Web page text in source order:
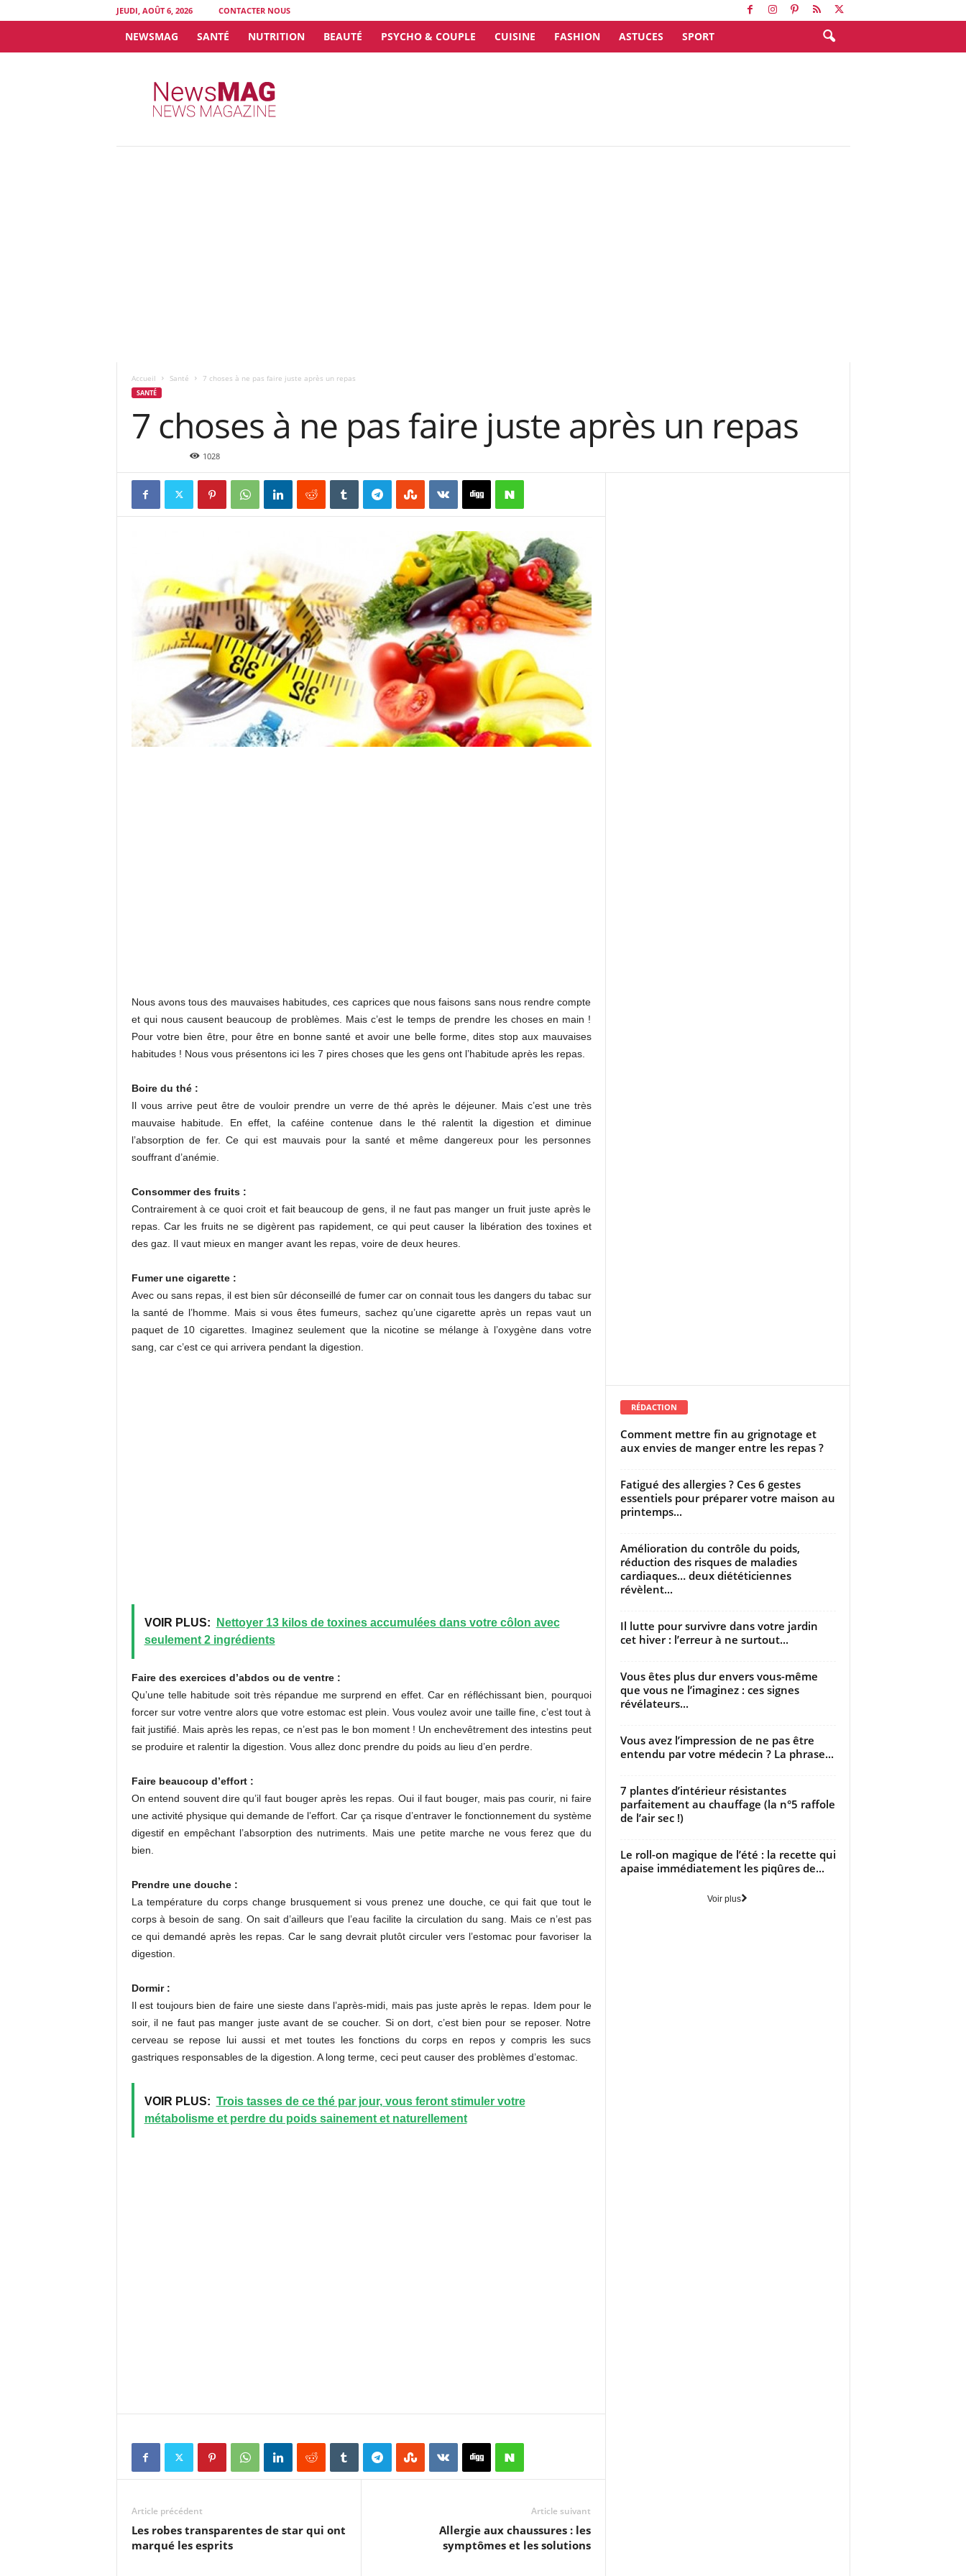
JEUDI, AOÛT 6, 2026 CONTACTER NOUS
NEWSMAG SANTÉ NUTRITION BEAUTÉ PSYCHO & COUPLE CUISINE FASHION ASTUCES SPORT
Accueil Santé 7 choses à ne pas faire juste après un repas
SANTÉ
7 choses à ne pas faire juste après un repas
1028
Nous avons tous des mauvaises habitudes, ces caprices que nous faisons sans nous rendre compte
et qui nous causent beaucoup de problèmes. Mais c’est le temps de prendre les choses en main !
Pour votre bien être, pour être en bonne santé et avoir une belle forme, dites stop aux mauvaises
habitudes ! Nous vous présentons ici les 7 pires choses que les gens ont l’habitude après les repas.
Boire du thé :
Il vous arrive peut être de vouloir prendre un verre de thé après le déjeuner. Mais c’est une très
mauvaise habitude. En effet, la caféine contenue dans le thé ralentit la digestion et diminue
l’absorption de fer. Ce qui est mauvais pour la santé et même dangereux pour les personnes
souffrant d’anémie.
Consommer des fruits :
Contrairement à ce quoi croit et fait beaucoup de gens, il ne faut pas manger un fruit juste après le
repas. Car les fruits ne se digèrent pas rapidement, ce qui peut causer la libération des toxines et
des gaz. Il vaut mieux en manger avant les repas, voire de deux heures.
Fumer une cigarette :
Avec ou sans repas, il est bien sûr déconseillé de fumer car on connait tous les dangers du tabac sur
la santé de l’homme. Mais si vous êtes fumeurs, sachez qu’une cigarette après un repas vaut un
paquet de 10 cigarettes. Imaginez seulement que la nicotine se mélange à l’oxygène dans votre
sang, car c’est ce qui arrivera pendant la digestion.
VOIR PLUS:
Nettoyer 13 kilos de toxines accumulées dans votre côlon avec
seulement 2 ingrédients
Faire des exercices d’abdos ou de ventre :
Qu’une telle habitude soit très répandue me surprend en effet. Car en réfléchissant bien, pourquoi
forcer sur votre ventre alors que votre estomac est plein. Vous voulez avoir une taille fine, c’est tout à
fait justifié. Mais après les repas, ce n’est pas le bon moment ! Un enchevêtrement des intestins peut
se produire et ralentir la digestion. Vous allez donc prendre du poids au lieu d’en perdre.
Faire beaucoup d’effort :
On entend souvent dire qu’il faut bouger après les repas. Oui il faut bouger, mais pas courir, ni faire
une activité physique qui demande de l’effort. Car ça risque d’entraver le fonctionnement du système
digestif en empêchant l’absorption des nutriments. Mais une petite marche ne vous ferez que du
bien.
Prendre une douche :
La température du corps change brusquement si vous prenez une douche, ce qui fait que tout le
corps à besoin de sang. On sait d’ailleurs que l’eau facilite la circulation du sang. Mais ce n’est pas
ce qui demandé après les repas. Car le sang devrait plutôt circuler vers l’estomac pour favoriser la
digestion.
Dormir :
Il est toujours bien de faire une sieste dans l’après-midi, mais pas juste après le repas. Idem pour le
soir, il ne faut pas manger juste avant de se coucher. Si on dort, c’est bien pour se reposer. Notre
cerveau se repose lui aussi et met toutes les fonctions du corps en repos y compris les sucs
gastriques responsables de la digestion. A long terme, ceci peut causer des problèmes d’estomac.
VOIR PLUS: Trois tasses de ce thé par jour, vous feront stimuler votre
métabolisme et perdre du poids sainement et naturellement
Article précédent
Les robes transparentes de star qui ont
marqué les esprits
Article suivant
Allergie aux chaussures : les
symptômes et les solutions
RÉDACTION
Comment mettre fin au grignotage et
aux envies de manger entre les repas ?
Fatigué des allergies ? Ces 6 gestes
essentiels pour préparer votre maison au
printemps...
Amélioration du contrôle du poids,
réduction des risques de maladies
cardiaques… deux diététiciennes
révèlent...
Il lutte pour survivre dans votre jardin
cet hiver : l’erreur à ne surtout...
Vous êtes plus dur envers vous-même
que vous ne l’imaginez : ces signes
révélateurs...
Vous avez l’impression de ne pas être
entendu par votre médecin ? La phrase...
7 plantes d’intérieur résistantes
parfaitement au chauffage (la n°5 raffole
de l’air sec !)
Le roll-on magique de l’été : la recette qui
apaise immédiatement les piqûres de...
Voir plus